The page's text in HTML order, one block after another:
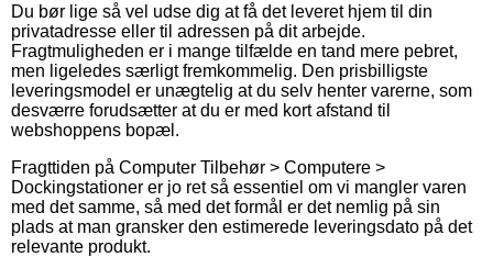
Du bør lige så vel udse dig at få det leveret hjem til din
privatadresse eller til adressen på dit arbejde.
Fragtmuligheden er i mange tilfælde en tand mere pebret,
men ligeledes særligt fremkommelig. Den prisbilligste
leveringsmodel er unægtelig at du selv henter varerne, som
desværre forudsætter at du er med kort afstand til
webshoppens bopæl.
Fragttiden på Computer Tilbehør > Computere >
Dockingstationer er jo ret så essentiel om vi mangler varen
med det samme, så med det formål er det nemlig på sin
plads at man gransker den estimerede leveringsdato på det
relevante produkt.